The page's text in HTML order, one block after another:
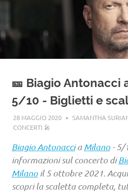
🎫 Biagio Antonacci
5/10 - Biglietti e
28 MAGGIO 2020
SAMANTHA
CONCERTI 🎤
Biagio AntonacciaMilano- 5/
informazioni sul concerto di
Milanoil 5 ottobre 2021.
scopri la scaletta completa,